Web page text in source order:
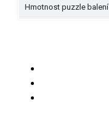
Hmotnost puzzle balení